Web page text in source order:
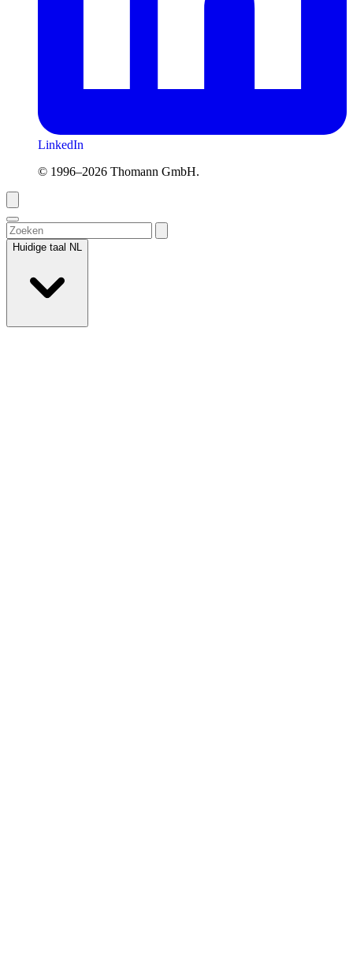
LinkedIn
© 1996–2026 Thomann GmbH.
Huidige taal NL